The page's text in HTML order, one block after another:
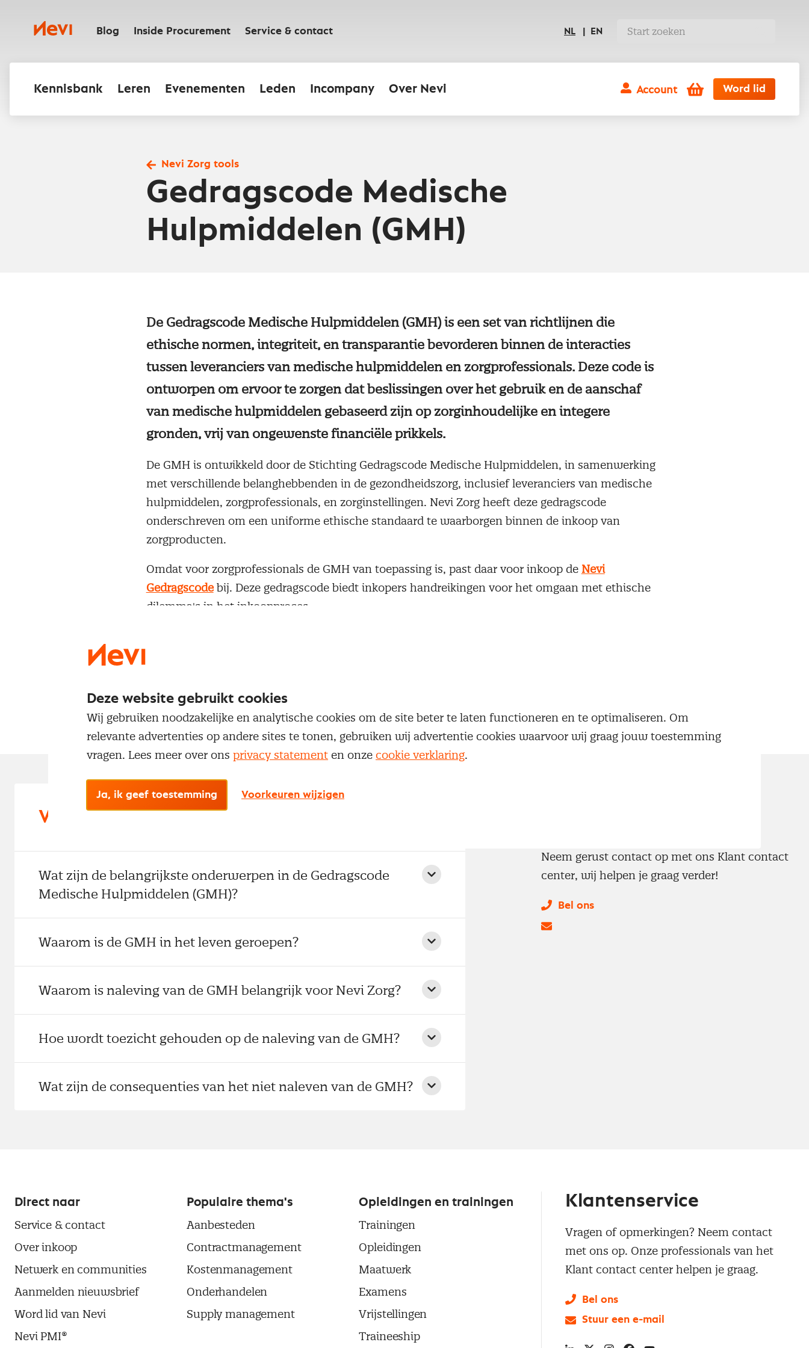
inhoudNevi Blog Inside Procurement Service & contact NL EN
Kennisbank Leren Evenementen Leden Incompany Over Nevi Account Winkelwagen
Word lid
Nevi Zorg tools
Gedragscode Medische
Hulpmiddelen (GMH)
De Gedragscode Medische Hulpmiddelen (GMH) is een set van richtlijnen die
ethische normen, integriteit, en transparantie bevorderen binnen de interacties
tussen leveranciers van medische hulpmiddelen en zorgprofessionals. Deze code is
ontworpen om ervoor te zorgen dat beslissingen over het gebruik en de aanschaf
van medische hulpmiddelen gebaseerd zijn op zorginhoudelijke en integere
gronden, vrij van ongewenste financiële prikkels.
De GMH is ontwikkeld door de Stichting Gedragscode Medische Hulpmiddelen, in samenwerking
met verschillende belanghebbenden in de gezondheidszorg, inclusief leveranciers van medische
hulpmiddelen, zorgprofessionals, en zorginstellingen. Nevi Zorg heeft deze gedragscode
onderschreven om een uniforme ethische standaard te waarborgen binnen de inkoop van
zorgproducten.
Omdat voor zorgprofessionals de GMH van toepassing is, past daar voor inkoop de Nevi
Gedragscodebij. Deze gedragscode biedt inkopers handreikingen voor het omgaan met ethische
dilemma's in het inkoopproces.
Nevi Gedragscode
Veelgestelde vragen
Wat zijn de belangrijkste onderwerpen in de Gedragscode
Medische Hulpmiddelen (GMH)?
Waarom is de GMH in het leven geroepen?
Waarom is naleving van de GMH belangrijk voor Nevi Zorg?
Hoe wordt toezicht gehouden op de naleving van de GMH?
Wat zijn de consequenties van het niet naleven van de GMH?
Neem gerust contact op met ons Klant contact
center, wij helpen je graag verder!
Bel ons
Direct naar
Service & contact
Over inkoop
Netwerk en communities
Aanmelden nieuwsbrief
Word lid van Nevi
Nevi PMI®
Populaire thema's
Aanbesteden
Contractmanagement
Kostenmanagement
Onderhandelen
Supply management
Opleidingen en trainingen
Trainingen
Opleidingen
Maatwerk
Examens
Vrijstellingen
Traineeship
Klantenservice
Vragen of opmerkingen? Neem contact
met ons op. Onze professionals van het
Klant contact center helpen je graag.
Bel ons
Stuur een e-mail
Deze website gebruikt cookies
Wij gebruiken noodzakelijke en analytische cookies om de site beter te laten functioneren en te optimaliseren. Om
relevante advertenties op andere sites te tonen, gebruiken wij advertentie cookies waarvoor wij graag jouw toestemming
vragen. Lees meer over ons privacy statement en onze cookie verklaring.
Ja, ik geef toestemming Voorkeuren wijzigen